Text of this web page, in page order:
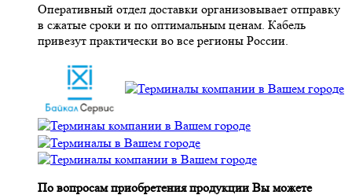
Оперативный отдел доставки организовывает отправку
в сжатые сроки и по оптимальным ценам. Кабель
привезут практически во все регионы России.
По вопросам приобретения продукции Вы можете